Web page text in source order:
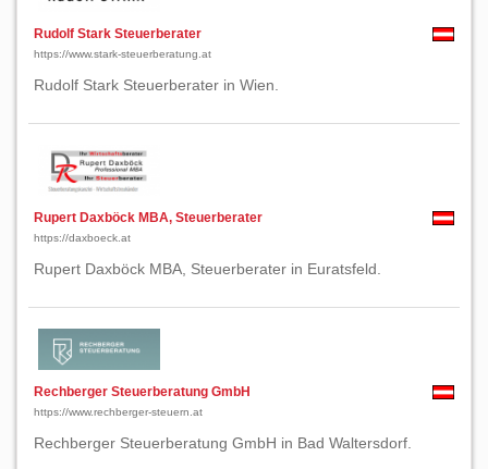
Rudolf Stark Steuerberater
https://www.stark-steuerberatung.at
Rudolf Stark Steuerberater in Wien.
Rupert Daxböck MBA, Steuerberater
https://daxboeck.at
Rupert Daxböck MBA, Steuerberater in Euratsfeld.
Rechberger Steuerberatung GmbH
https://www.rechberger-steuern.at
Rechberger Steuerberatung GmbH in Bad Waltersdorf.